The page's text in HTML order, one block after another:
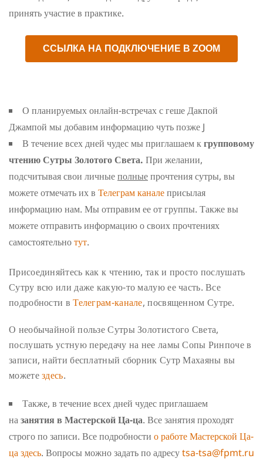
принять участие в практике.
ССЫЛКА НА ПОДКЛЮЧЕНИЕ В ZOOM
О планируемых онлайн-встречах с геше Дакпой
Джампой мы добавим информацию чуть позже J
В течение всех дней чудес мы приглашаем кгрупповому
чтению Сутры Золотого Света. При желании,
подсчитывая свои личныеполныепрочтения сутры, вы
можете отмечать их в Телеграм каналеприсылая
информацию нам. Мы отправим ее от группы. Также вы
можете отправить информацию о своих прочтениях
самостоятельнотут.
Присоединяйтесь как к чтению, так и просто послушать
Сутру всю или даже какую-то малую ее часть. Все
подробности вТелеграм-канале, посвященном Сутре.
О необычайной пользе Сутры Золотистого Света,
послушать устную передачу на нее ламы Сопы Ринпоче в
записи, найти бесплатный сборник Сутр Махаяны вы
можетездесь.
Также, в течение всех дней чудес приглашаем
назанятия в Мастерской Ца-ца. Все занятия проходят
строго по записи. Все подробности о работе Мастерской Ца-
ца здесь. Вопросы можно задать по адресуtsa-tsa@fpmt.ru